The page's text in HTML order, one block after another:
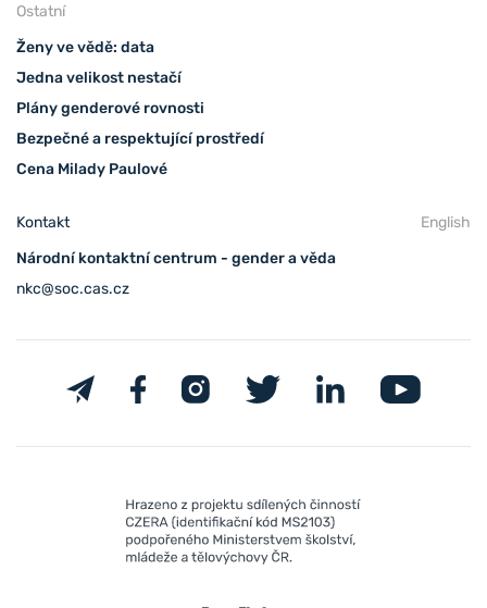
Ostatní
Ženy ve vědě: data
Jedna velikost nestačí
Plány genderové rovnosti
Bezpečné a respektující prostředí
Cena Milady Paulové
Kontakt
English
Národní kontaktní centrum - gender a věda
nkc@soc.cas.cz